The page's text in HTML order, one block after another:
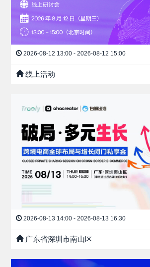
2026-08-12 13:00 - 2026-08-12 15:00
线上活动
2026-08-13 14:00 - 2026-08-13 16:30
广东省深圳市南山区